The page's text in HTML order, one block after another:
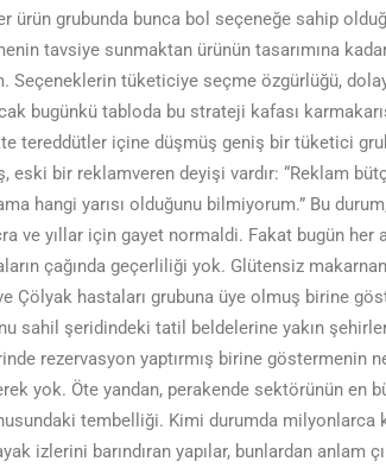
ürün grubunda bunca bol seçeneğe sahip
tavsiye sunmaktan ürünün tasarımına
Seçeneklerin tüketiciye seçme özgürlüğü,
bugünkü tabloda bu strateji kafası
tereddütler içine düşmüş geniş bir tüketici
eski bir reklamveren deyişi vardır: “Reklam
hangi yarısı olduğunu bilmiyorum.” Bu
ve yıllar için gayet normaldi. Fakat bugün
çağında geçerliliği yok. Glütensiz
Çölyak hastaları grubuna üye olmuş birine
sahil şeridindeki tatil beldelerine yakın
rezervasyon yaptırmış birine göstermenin
yok. Öte yandan, perakende sektörünün en
tembelliği. Kimi durumda milyonlarca
izlerini barındıran yapılar, bunlardan anlam